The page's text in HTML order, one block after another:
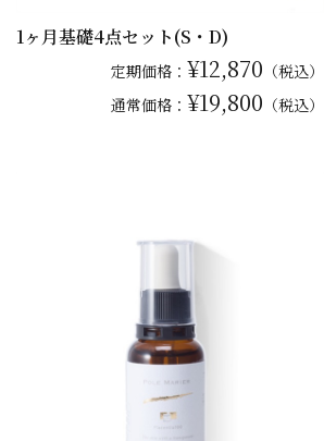
1ヶ月基礎4点セット(S・D)
定期価格： ¥12,870 （税込）
通常価格： ¥19,800 （税込）